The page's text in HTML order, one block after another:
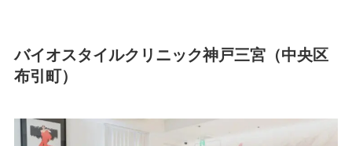
バイオスタイルクリニック神戸三宮（中央区
布引町）